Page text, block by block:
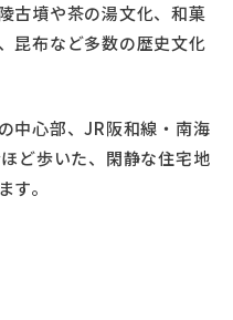
古墳や茶の湯文化、和菓
昆布など多数の歴史文化
中心部、JR阪和線・南海
ど歩いた、閑静な住宅地
。